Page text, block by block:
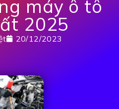
máy ô tô
2025
20/12/2023